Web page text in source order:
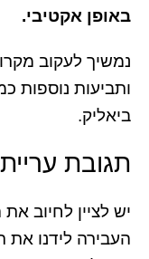
באופן אקטיבי.
נמשיך לעקוב
ותביעות נוספות
ביאליק.
תגובת
יש לציין לחיוב